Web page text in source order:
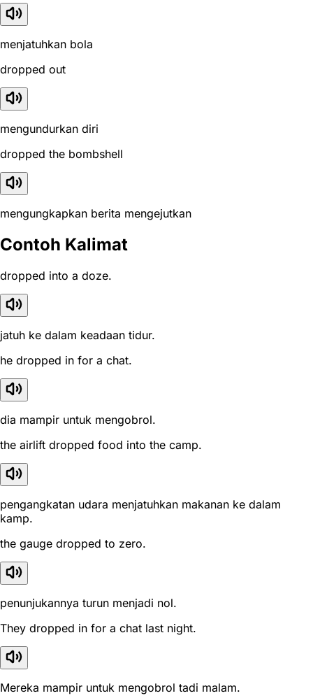
menjatuhkan bola
dropped out
mengundurkan diri
dropped the bombshell
mengungkapkan berita mengejutkan
Contoh Kalimat
dropped into a doze.
jatuh ke dalam keadaan tidur.
he dropped in for a chat.
dia mampir untuk mengobrol.
the airlift dropped food into the camp.
pengangkatan udara menjatuhkan makanan ke dalam
kamp.
the gauge dropped to zero.
penunjukannya turun menjadi nol.
They dropped in for a chat last night.
Mereka mampir untuk mengobrol tadi malam.